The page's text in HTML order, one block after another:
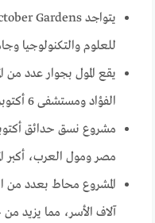
للعلوم والتكنولوجيا
يقع المول بجوار عدد
الفؤاد ومستشفى 6 أكتوبر الجامعي.
مشروع نسق حدائق
مصر ومول العرب، أكبر
المشروع محاط بعدد من
آلاف الأسر، مما يزيد